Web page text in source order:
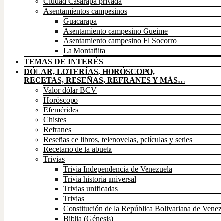
Asentamientos campesinos
Guacarapa
Asentamiento campesino Gueime
Asentamiento campesino El Socorro
La Montañita
TEMAS DE INTERÉS
DÓLAR, LOTERÍAS, HORÓSCOPO,
RECETAS, RESEÑAS, REFRANES Y MÁS…
Valor dólar BCV
Horóscopo
Efemérides
Chistes
Refranes
Reseñas de libros, telenovelas, películas y series
Recetario de la abuela
Trivias
Trivia Independencia de Venezuela
Trivia historia universal
Trivias unificadas
Trivias
Constitución de la República Bolivariana de
Biblia (Génesis)